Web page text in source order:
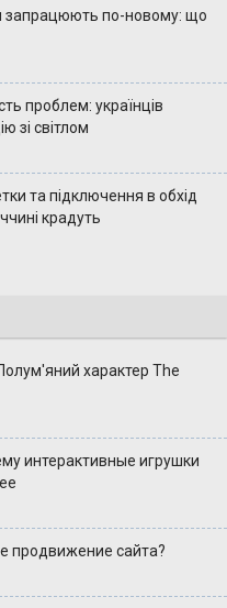
запрацюють по-новому: що
проблем: українців
зі світлом
та підключення в обхід
крадуть
характер The
интерактивные игрушки
продвижение сайта?